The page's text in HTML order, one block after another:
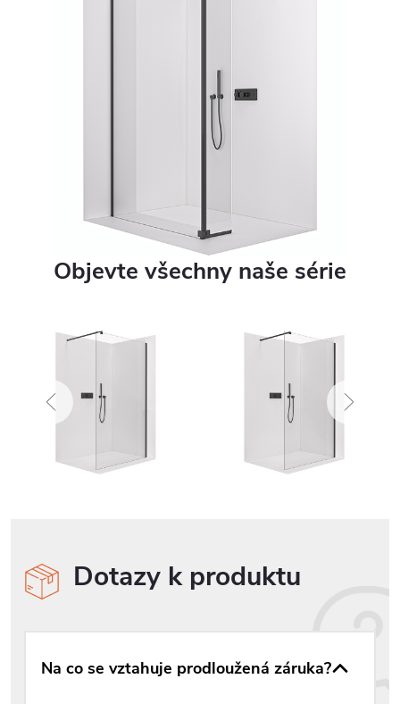
Objevte všechny naše série
Dotazy k produktu
Na co se vztahuje prodloužená záruka?